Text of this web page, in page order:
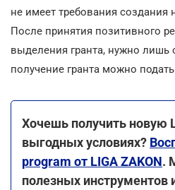
не имеет требования создания
После принятия позитивного
выделения гранта, нужно
получение гранта можно
Хочешь получить новую
выгодных условиях?
program от LIGA ZAKON.
полезных инструментов